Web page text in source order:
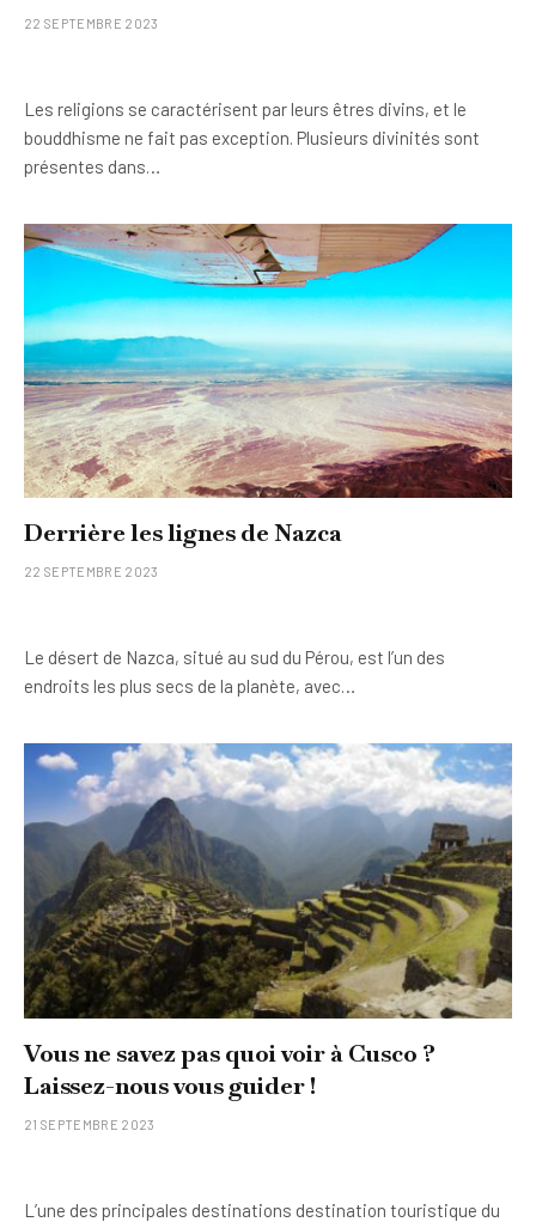
22 SEPTEMBRE 2023
Les religions se caractérisent par leurs êtres divins, et le
bouddhisme ne fait pas exception. Plusieurs divinités sont
présentes dans…
Derrière les lignes de Nazca
22 SEPTEMBRE 2023
Le désert de Nazca, situé au sud du Pérou, est l’un des
endroits les plus secs de la planète, avec…
Vous ne savez pas quoi voir à Cusco ?
Laissez-nous vous guider !
21 SEPTEMBRE 2023
L’une des principales destinations destination touristique du